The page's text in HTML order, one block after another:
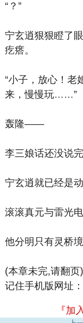
“？”
宁玄逍狠狠瞪了
疙瘩。
“小子，放心！老
来，慢慢玩……”
轰隆——
李三娘话还没说完
宁玄逍就已经是
滚滚真元与雷光
他分明只有灵桥
(本章未完,请翻页)
记住手机版网址
『加